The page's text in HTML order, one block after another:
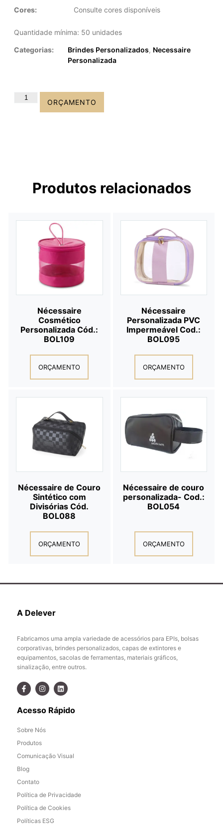
Cores:
Consulte cores disponíveis
Quantidade mínima: 50 unidades
Categorias: Brindes Personalizados, Necessaire
Personalizada
ORÇAMENTO
Produtos relacionados
Nécessaire
Cosmético
Personalizada Cód.:
BOL109
ORÇAMENTO
Nécessaire
Personalizada PVC
Impermeável Cod.:
BOL095
ORÇAMENTO
Nécessaire de Couro
Sintético com
Divisórias Cód.
BOL088
ORÇAMENTO
Nécessaire de couro
personalizada- Cod.:
BOL054
ORÇAMENTO
A Delever
Fabricamos uma ampla variedade de acessórios para EPIs, bolsas
corporativas, brindes personalizados, capas de extintores e
equipamentos, sacolas de ferramentas, materiais gráficos,
sinalização, entre outros.
Acesso Rápido
Sobre Nós
Produtos
Comunicação Visual
Blog
Contato
Política de Privacidade
Política de Cookies
Políticas ESG